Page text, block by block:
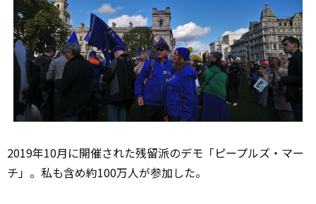
2019年10月に開催された残留派のデモ「ピープルズ・マー
チ」。私も含め約100万人が参加した。